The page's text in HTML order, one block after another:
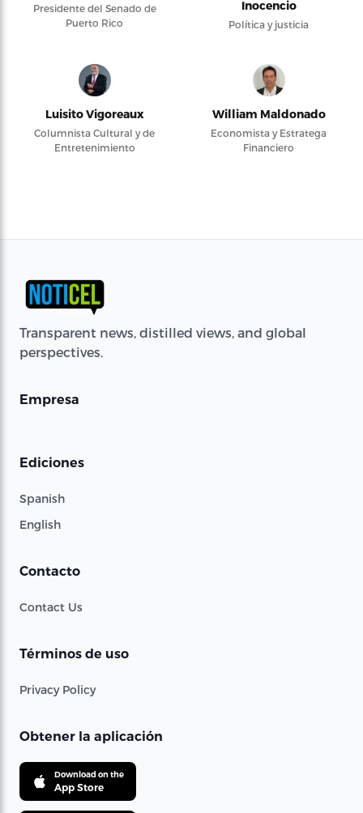
Presidente del Senado de
Puerto Rico
Inocencio
Política y justicia
Luisito Vigoreaux
Columnista Cultural y de
Entretenimiento
William Maldonado
Economista y Estratega
Financiero
Transparent news, distilled views, and global
perspectives.
Empresa
Ediciones
Spanish
English
Contacto
Contact Us
Términos de uso
Privacy Policy
Obtener la aplicación
Download on the
App Store